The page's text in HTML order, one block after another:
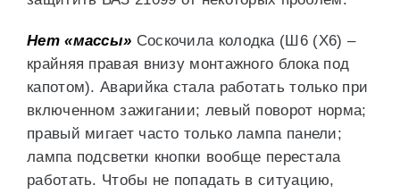
Нет «массы» Соскочила колодка (Ш6 (Х6) –
крайняя правая внизу монтажного блока под
капотом). Аварийка стала работать только при
включенном зажигании; левый поворот норма;
правый мигает часто только лампа панели;
лампа подсветки кнопки вообще перестала
работать. Чтобы не попадать в ситуацию,